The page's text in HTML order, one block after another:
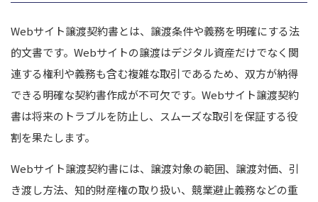
Webサイト譲渡契約書とは、譲渡条件や義務を明確にする法
的文書です。Webサイトの譲渡はデジタル資産だけでなく関
連する権利や義務も含む複雑な取引であるため、双方が納得
できる明確な契約書作成が不可欠です。 Webサイト譲渡契約
書は将来のトラブルを防止し、スムーズな取引を保証する役
割を果たします。
Webサイト譲渡契約書には、譲渡対象の範囲、譲渡対価、引
き渡し方法、知的財産権の取り扱い、競業避止義務などの重